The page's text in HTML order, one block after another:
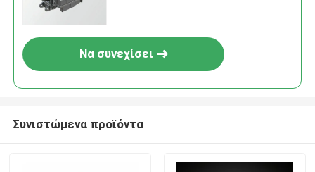
Να συνεχίσει
Συνιστώμενα προϊόντα